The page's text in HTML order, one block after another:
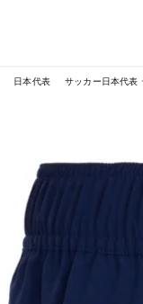
日本代表 サッカー日本代表